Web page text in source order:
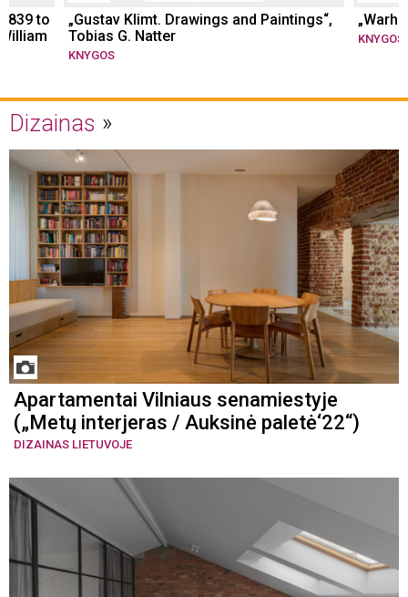
to
„Gustav Klimt. Drawings and Paintings“,
Tobias G. Natter
KNYGOS
KNYGOS
Dizainas
Apartamentai Vilniaus senamiestyje
(„Metų interjeras / Auksinė paletė‘22“)
DIZAINAS LIETUVOJE